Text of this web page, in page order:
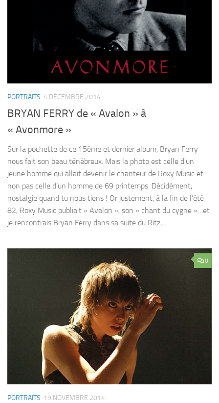
PORTRAITS 4 DÉCEMBRE 2014
BRYAN FERRY de « Avalon » à
« Avonmore »
Sur la pochette de ce 15ème et dernier album, Bryan Ferry
nous fait son beau ténébreux. Mais la photo est celle d’un
jeune homme qui allait devenir le chanteur de Roxy Music et
non pas celle d’un homme de 69 printemps. Décidément,
nostalgie quand tu nous tiens ! Or justement, à la fin de l’été
82, Roxy Music publiait « Avalon », son « chant du cygne »…et
je rencontrais Bryan Ferry dans sa suite du Ritz,...
0
PORTRAITS 19 NOVEMBRE 2014